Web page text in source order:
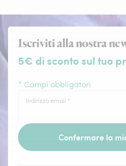
Iscriviti alla nostra
5€ di sconto sul tuo
* Campi obbligatori
Indirizzo email *
Confermare la